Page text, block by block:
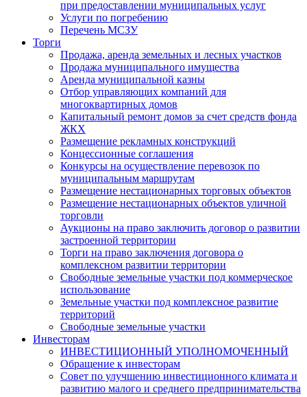
при предоставлении муниципальных услуг
Услуги по погребению
Перечень МСЗУ
Торги
Продажа, аренда земельных и лесных участков
Продажа муниципального имущества
Аренда муниципальной казны
Отбор управляющих компаний для
многоквартирных домов
Капитальный ремонт домов за счет средств фонда
ЖКХ
Размещение рекламных конструкций
Концессионные соглашения
Конкурсы на осуществление перевозок по
муниципальным маршрутам
Размещение нестационарных торговых объектов
Размещение нестационарных объектов уличной
торговли
Аукционы на право заключить договор о развитии
застроенной территории
Торги на право заключения договора о
комплексном развитии территории
Свободные земельные участки под коммерческое
использование
Земельные участки под комплексное развитие
территорий
Свободные земельные участки
Инвесторам
ИНВЕСТИЦИОННЫЙ УПОЛНОМОЧЕННЫЙ
Обращение к инвесторам
Совет по улучшению инвестиционного климата и
развитию малого и среднего предпринимательства